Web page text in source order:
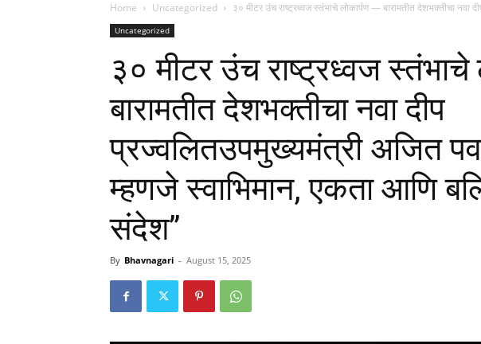
Home Uncategorized ३० मीटर उंच राष्ट्रध्वज स्तंभाचे लोकार्पण — बारामतीत देशभक्तीचा नवा
Uncategorized
३० मीटर उंच राष्ट्रध्वज स्तंभाचे
बारामतीत देशभक्तीचा नवा दीप
प्रज्वलितउपमुख्यमंत्री अजित
म्हणजे स्वाभिमान, एकता आणि
संदेश”
By Bhavnagari - August 15, 2025